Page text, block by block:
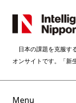
日本の課題を克服す
オンサイトです。「新
Menu